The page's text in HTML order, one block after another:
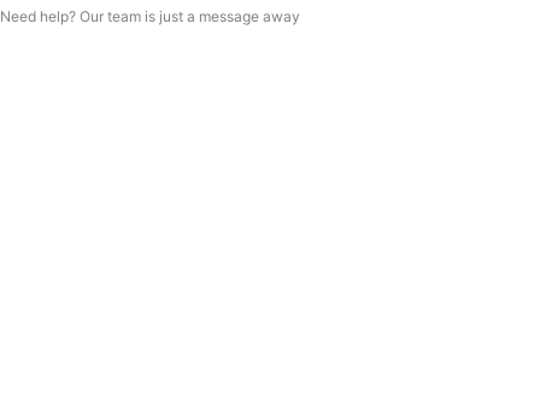
Need help? Our team is just a message away